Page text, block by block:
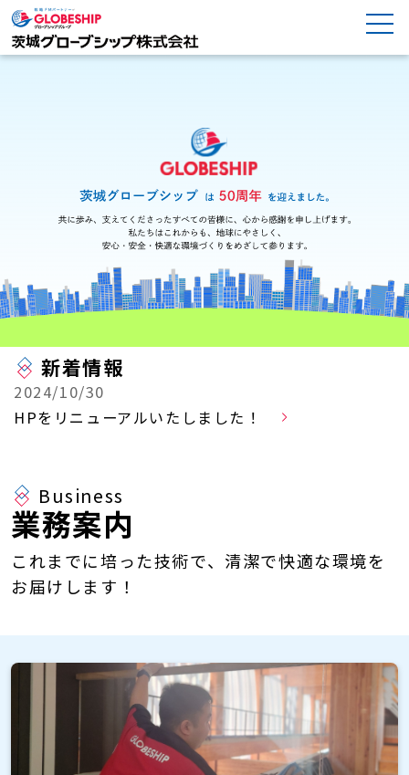
新着情報
2024/10/30
HPをリニューアルいたしました！
Business
業務案内
これまでに培った技術で、清潔で快適な環境を
お届けします！